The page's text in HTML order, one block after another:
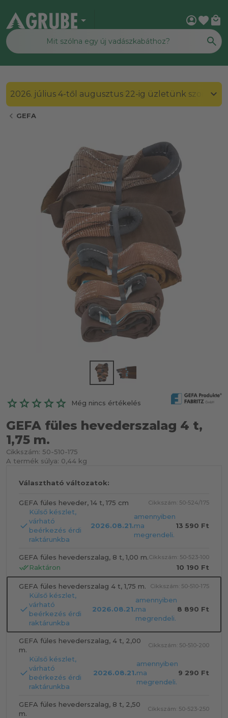
arrow_drop_down account_circlefavorite local_mall
2026. július 4-től augusztus 22-ig üzletünk
chevron_left GEFA
Még nincs értékelés
GEFA füles hevederszalag 4 t,
1,75 m.
Cikkszám: 50-510-175
A termék súlya: 0,44 kg
Választható változatok:
GEFA füles heveder, 14 t, 175 cm Cikkszám: 50-524/175
Külső készlet,
várható
beérkezés érdi
raktárunkba
2026.08.21.
amennyiben
ma
megrendeli.
13 590 Ft
GEFA füles hevederszalag, 8 t, 1,00 m.Cikkszám: 50-523-100
Raktáron 10 190 Ft
GEFA füles hevederszalag 4 t, 1,75 m. Cikkszám: 50-510-175
Külső készlet,
várható
beérkezés érdi
raktárunkba
2026.08.21.
amennyiben
ma
megrendeli.
8 890 Ft
GEFA füles hevederszalag, 4 t, 2,00
m.
Cikkszám: 50-510-200
Külső készlet,
várható
beérkezés érdi
raktárunkba
2026.08.21.
amennyiben
ma
megrendeli.
9 290 Ft
GEFA füles hevederszalag, 8 t, 2,50
m.
Cikkszám: 50-523-250